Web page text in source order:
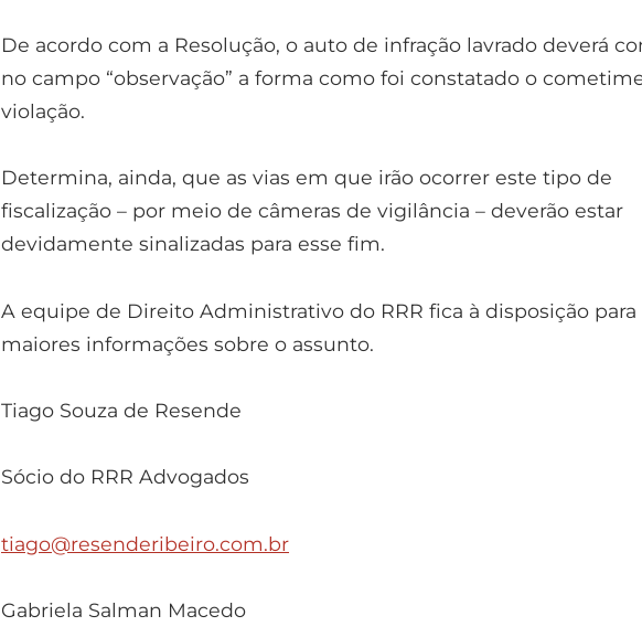
De acordo com a Resolução, o auto de infração lavrado deverá
no campo “observação” a forma como foi constatado o
violação.
Determina, ainda, que as vias em que irão ocorrer este tipo de
fiscalização – por meio de câmeras de vigilância – deverão estar
devidamente sinalizadas para esse fim.
A equipe de Direito Administrativo do RRR fica à disposição para
maiores informações sobre o assunto.
Tiago Souza de Resende
Sócio do RRR Advogados
tiago@resenderibeiro.com.br
Gabriela Salman Macedo